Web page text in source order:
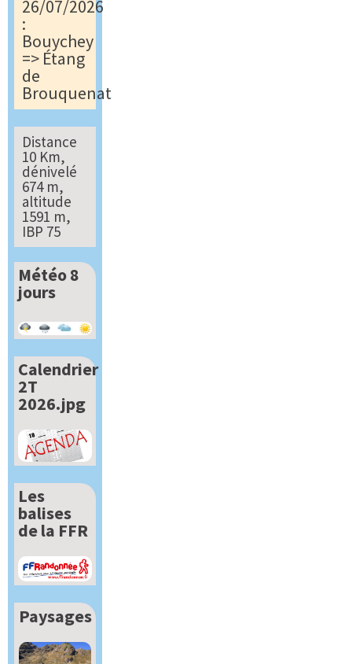
26/07/2026
:
Bouychey
=> Étang
de
Brouquenat
Distance
10 Km,
dénivelé
674 m,
altitude
1591 m,
IBP 75
Météo 8
jours
Calendrier
2T
2026.jpg
Les
balises
de la FFR
Paysages